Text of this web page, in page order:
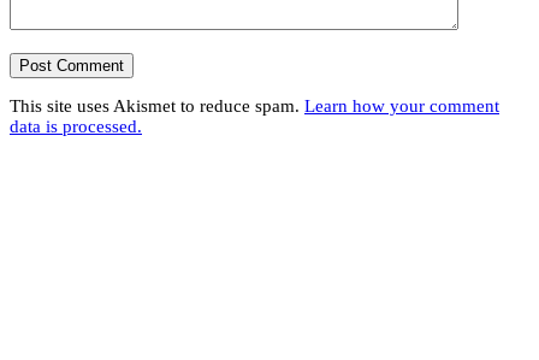
This site uses Akismet to reduce spam. Learn how your comment
data is processed.